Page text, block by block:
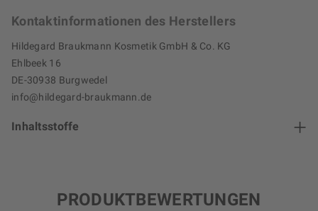
Kontaktinformationen des Herstellers
Hildegard Braukmann Kosmetik GmbH & Co. KG
Ehlbeek 16
DE-30938 Burgwedel
info@hildegard-braukmann.de
Inhaltsstoffe
PRODUKTBEWERTUNGEN